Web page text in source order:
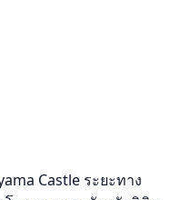
Castle ระยะทาง